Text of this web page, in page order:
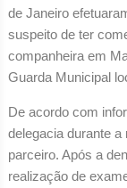
de Janeiro
suspeito de ter
companheira em
Guarda Municipal
De acordo com
delegacia durante a
parceiro. Após a
realização de